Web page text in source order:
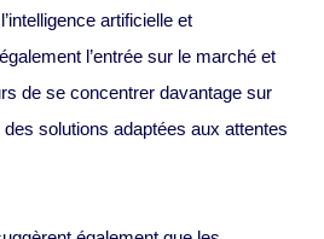
artificielle et
l’entrée sur le marché et
de se concentrer davantage sur
des solutions adaptées aux attentes